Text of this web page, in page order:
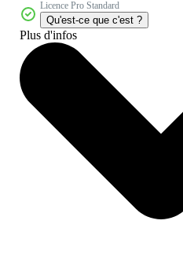
Licence Pro Standard
Qu'est-ce que c'est ?
Plus d'infos